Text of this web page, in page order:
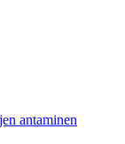
antaminen